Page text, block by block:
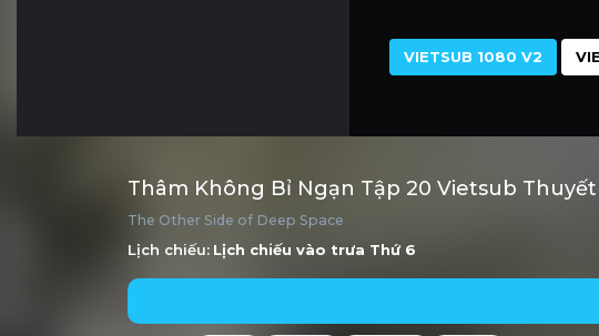
VIETSUB 1080 V2
Thâm Không Bỉ Ngạn Tập 20 Vietsub
The Other Side of Deep Space
Lịch chiếu: Lịch chiếu vào trưa Thứ 6